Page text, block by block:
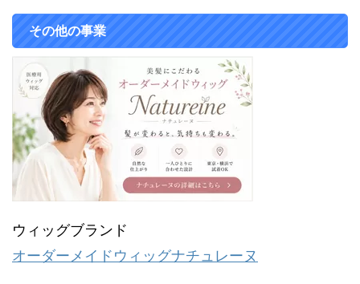
その他の事業
ウィッグブランド
オーダーメイドウィッグナチュレーヌ